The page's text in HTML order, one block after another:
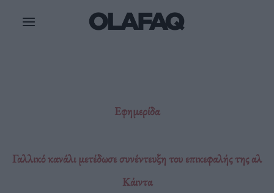
Εφημερίδα
Γαλλικό κανάλι μετέδωσε συνέντευξη του επικεφαλής της αλ
Κάιντα